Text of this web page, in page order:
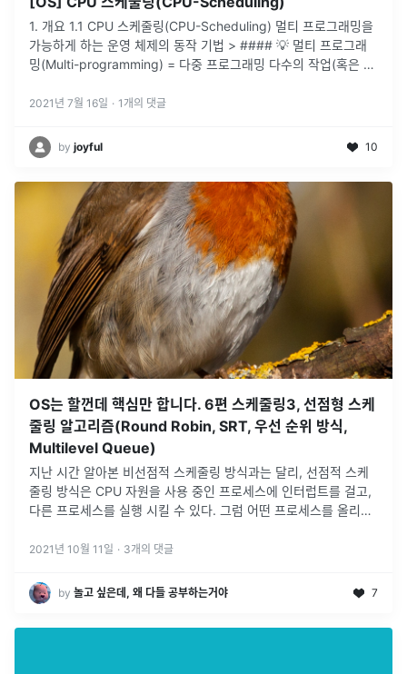
1. 개요 1.1 CPU 스케줄링(CPU-Scheduling) 멀티 프로그래밍을
가능하게 하는 운영 체제의 동작 기법 > #### 💡 멀티 프로그래
밍(Multi-programming) = 다중 프로그래밍 다수의 작업(혹은 프
2021년 7월 16일 · 1 개의 댓글
by joyful 10
OS는 할껀데 핵심만 합니다. 6편 스케줄링3, 선점형 스케
줄링 알고리즘(Round Robin, SRT, 우선 순위 방식,
Multilevel Queue)
지난 시간 알아본 비선점적 스케줄링 방식과는 달리, 선점적 스케
줄링 방식은 CPU 자원을 사용 중인 프로세스에 인터럽트를 걸고,
다른 프로세스를 실행 시킬 수 있다. 그럼 어떤 프로세스를 올리고,
로빈은 가슴 ...
2021년 10월 11일 · 3개의 댓글
by 놀고 싶은데, 왜 다들 공부하는거야 7